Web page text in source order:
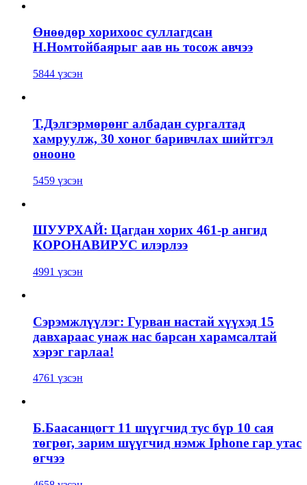
Өнөөдөр хорихоос суллагдсан
Н.Номтойбаярыг аав нь тосож авчээ
5844 үзсэн
Т.Дэлгэрмөрөнг албадан сургалтад
хамруулж, 30 хоног баривчлах шийтгэл
онооно
5459 үзсэн
ШУУРХАЙ: Цагдан хорих 461-р ангид
КОРОНАВИРУС илэрлээ
4991 үзсэн
Сэрэмжлүүлэг: Гурван настай хүүхэд 15
давхараас унаж нас барсан харамсалтай
хэрэг гарлаа!
4761 үзсэн
Б.Баасанцогт 11 шүүгчид тус бүр 10 сая
төгрөг, зарим шүүгчид нэмж Iphone гар утас
өгчээ